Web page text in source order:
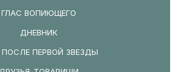
ГЛАС ВОПИЮЩЕГО
ДНЕВНИК
ПЕРВОЙ ЗВЕЗДЫ